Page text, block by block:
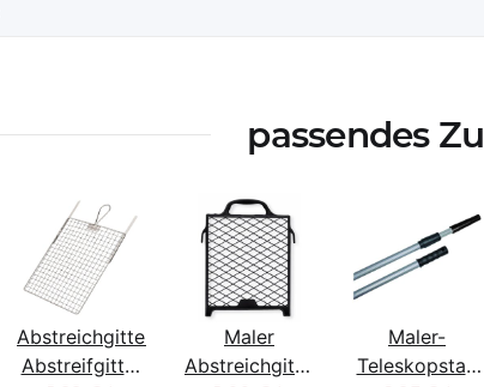
passendes
Abstreichgitter
Abstreifgitter
Maler
Abstreichgitter
Maler-
Teleskopstab